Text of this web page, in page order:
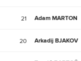
21 Adam MARTON
20 Arkadij BJAKOV